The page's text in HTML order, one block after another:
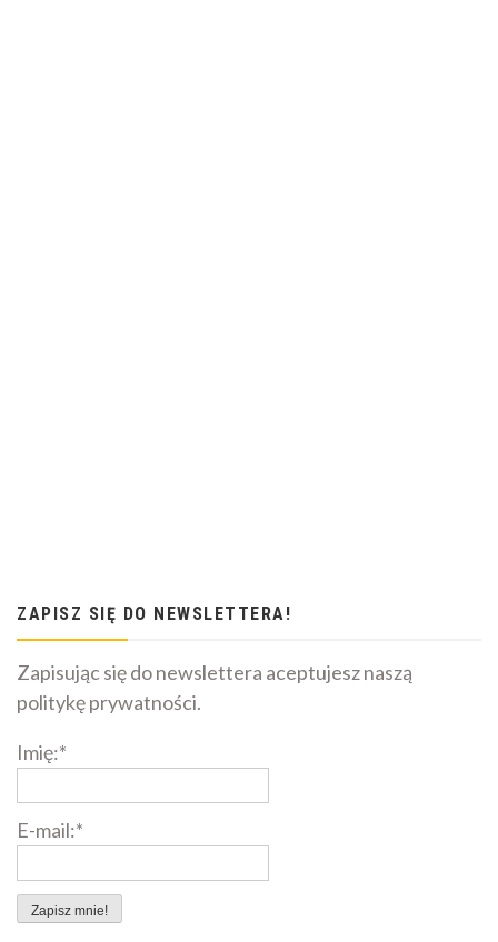
ZAPISZ SIĘ DO NEWSLETTERA!
Zapisując się do newslettera aceptujesz naszą
politykę prywatności.
Imię:*
E-mail:*